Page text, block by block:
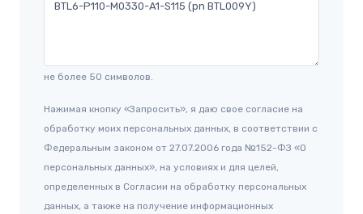
не более 50 символов.
Нажимая кнопку «Запросить», я даю свое согласие на
обработку моих персональных данных, в соответствии с
Федеральным законом от 27.07.2006 года №152-ФЗ «О
персональных данных», на условиях и для целей,
определенных в Согласии на обработку персональных
данных, а также на получение информационных